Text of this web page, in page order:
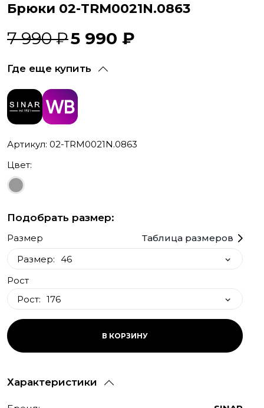
Брюки 02-TRM0021N.0863
7 990 ₽5 990 ₽
Где еще купить
Артикул: 02-TRM0021N.0863
Цвет:
Подобрать размер:
Размер
Таблица размеров
Размер: 46
46
48
Рост
Рост: 176
В КОРЗИНУ
Характеристики